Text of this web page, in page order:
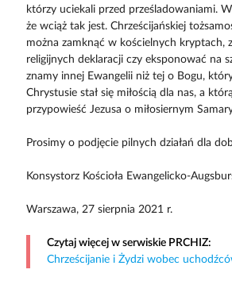
którzy uciekali przed prześladowaniami.
że wciąż tak jest. Chrześcijańskiej
można zamknąć w kościelnych kryptach,
religijnych deklaracji czy eksponować na
znamy innej Ewangelii niż tej o Bogu,
Chrystusie stał się miłością dla nas, a
przypowieść Jezusa o miłosiernym
Prosimy o podjęcie pilnych działań dla
Konsystorz Kościoła Ewangelicko-
Warszawa, 27 sierpnia 2021 r.
Czytaj więcej w serwiskie PRCHIZ:
Chrześcijanie i Żydzi wobec